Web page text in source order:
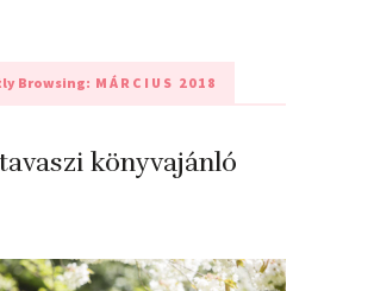
Browsing: MÁRCIUS 2018
könyvajánló